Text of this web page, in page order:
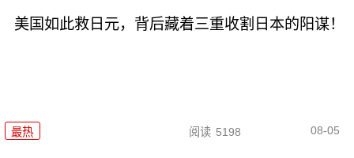
美国如此救日元，背后藏着三重收割日本的阳谋！
最热 阅读 5198 08-05